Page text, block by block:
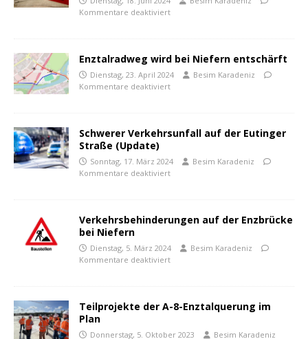
Kommentare deaktiviert
Enztalradweg wird bei Niefern entschärft
Dienstag, 23. April 2024
Besim Karadeniz
Kommentare deaktiviert
Schwerer Verkehrsunfall auf der Eutinger
Straße (Update)
Sonntag, 17. März 2024
Besim Karadeniz
Kommentare deaktiviert
Verkehrsbehinderungen auf der Enzbrücke
bei Niefern
Dienstag, 5. März 2024
Besim Karadeniz
Kommentare deaktiviert
Teilprojekte der A-8-Enztalquerung im
Plan
Donnerstag, 5. Oktober 2023
Besim Karadeniz